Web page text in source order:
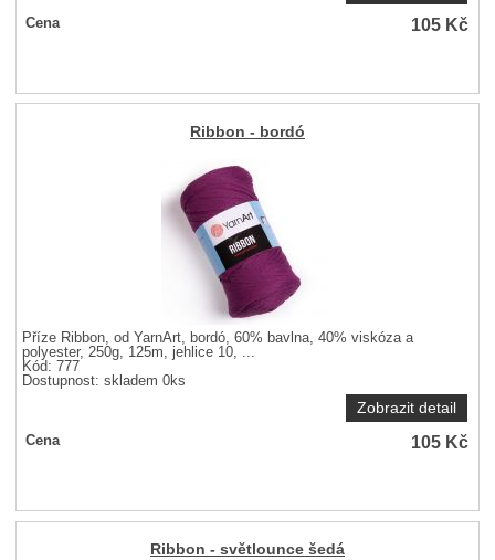
Cena 105 Kč
Ribbon - bordó
Příze Ribbon, od YarnArt, bordó, 60% bavlna, 40% viskóza a
polyester, 250g, 125m, jehlice 10, ...
Kód: 777
Dostupnost:skladem 0ks
Zobrazit detail
Cena 105 Kč
Ribbon - světlounce šedá